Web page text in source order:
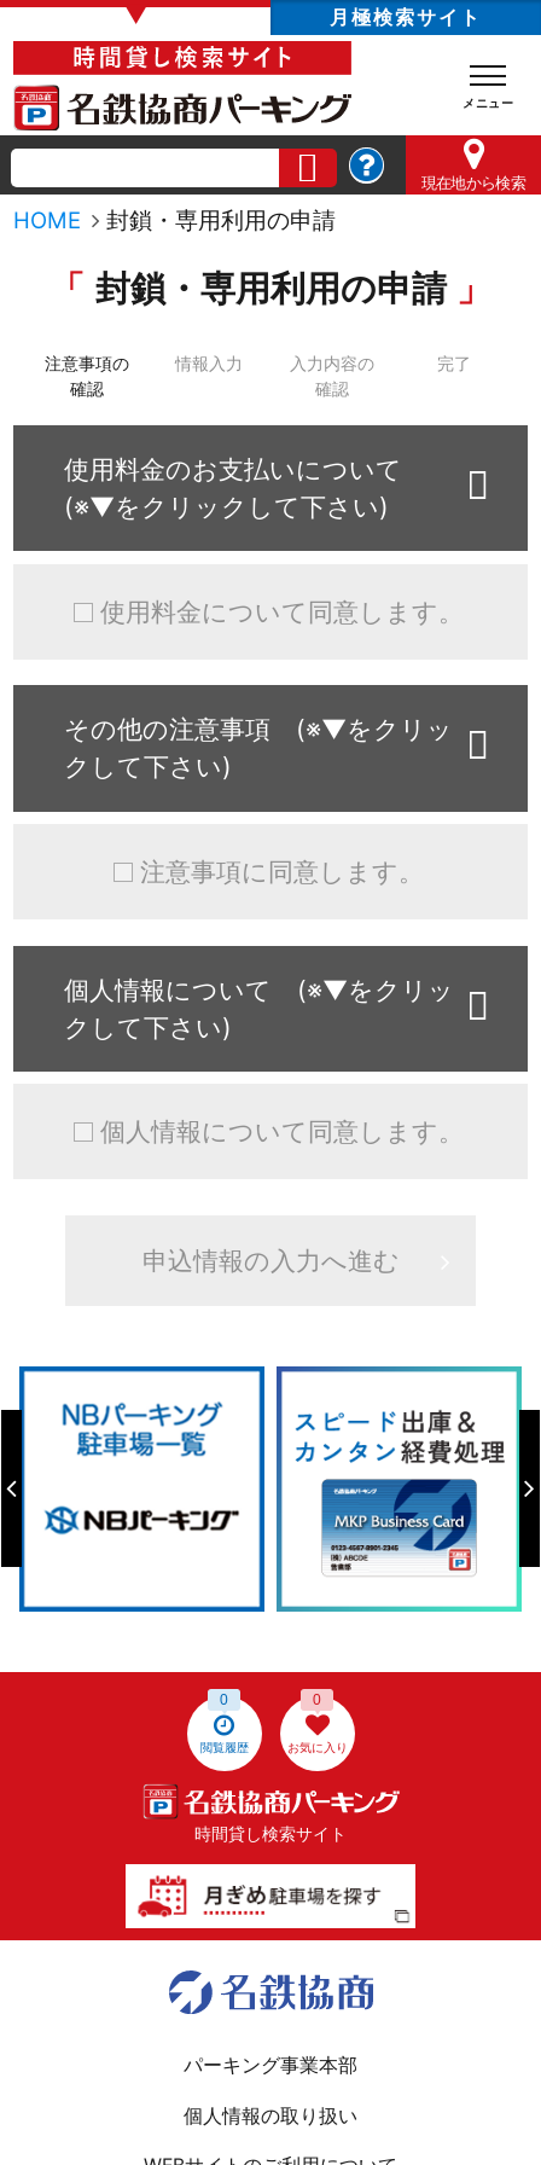
▼ 月極検索サイト
現在地から検索
HOME 封鎖・専用利用の申請
封鎖・専用利用の申請
注意事項の
確認
情報入力
入力内容の
確認
完了
使用料金のお支払いについて
(※▼をクリックして下さい)
使用料金について同意します。
その他の注意事項 (※▼をクリッ
クして下さい)
注意事項に同意します。
個人情報について (※▼をクリッ
クして下さい)
個人情報について同意します。
閲覧履歴
0
お気に入り
0
時間貸し検索サイト
パーキング事業本部
個人情報の取り扱い